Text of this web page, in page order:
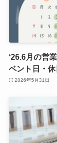
‘26.6月の営
ベント日・休
2026年5月31日